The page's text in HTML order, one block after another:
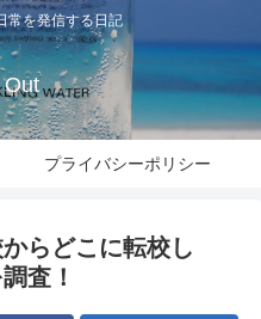
常を発信する日記
Out
プライバシーポリシー
らどこに転校し
査！